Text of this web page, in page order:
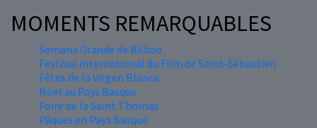
MOMENTS REMARQUABLES
Semana Grande de Bilbao
Festival international du Film de Saint-Sébastien
Fêtes de la Virgen Blanca
Nöel au Pays Basque
Foire de la Saint Thomas
Pâques en Pays Basque